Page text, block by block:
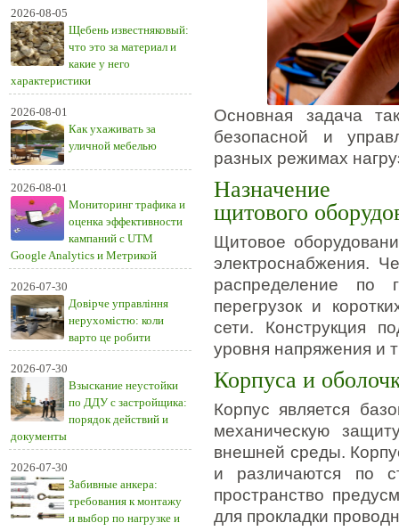
2026-08-05
Щебень известняковый:
что это за материал и
какие у него
характеристики
2026-08-01
Как ухаживать за
уличной мебелью
2026-08-01
Мониторинг трафика и
оценка эффективности
кампаний с UTM
Google Analytics и Метрикой
2026-07-30
Довірче управління
нерухомістю: коли
варто це робити
2026-07-30
Взыскание неустойки
по ДДУ с застройщика:
порядок действий и
документы
2026-07-30
Забивные анкера:
требования к монтажу
и выбор по нагрузке и
Основная задача
безопасной и
разных режимах
Назначение
щитового
Щитовое
электроснабжения.
распределение по
перегрузок и
сети. Конструкция
уровня напряжения и
Корпуса и
Корпус является
механическую
внешней среды.
и различаются по
пространство
для прокладки